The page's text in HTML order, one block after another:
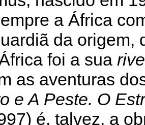
a África
da origem,
foi a sua
as aventuras
e A Peste. O
é, talvez, a